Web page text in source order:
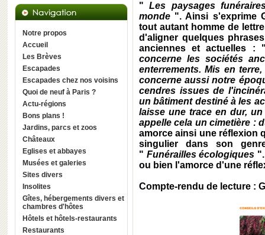
Notre propos
Accueil
Les Brèves
Escapades
Escapades chez nos voisins
Quoi de neuf à Paris ?
Actu-régions
Bons plans !
Jardins, parcs et zoos
Châteaux
Eglises et abbayes
Musées et galeries
Sites divers
Insolites
Gîtes, hébergements divers et
chambres d'hôtes
Hôtels et hôtels-restaurants
Restaurants
"Les paysages
monde ". Ainsi s'exprime
tout autant homme de
d'aligner quelques
anciennes et actuelles
concerne les sociétés
enterrements. Mis en
concerne aussi notre
cendres issues de
un bâtiment destiné à les
laisse une trace en dur,
appelle cela un cimetière :
amorce ainsi une réflexion
singulier dans son
" Funérailles écologiques
ou bien l'amorce d'une
Compte-rendu de lecture :